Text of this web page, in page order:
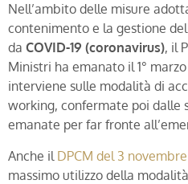
Nell’ambito delle misure
contenimento e la gestione
da COVID-19 (coronavirus), il
Ministri ha emanato il 1°
interviene sulle modalità di
working, confermate poi dalle
emanate per far fronte
Anche il DPCM del 3
massimo utilizzo della